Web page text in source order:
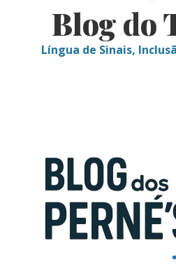
Blog do
Língua de Sinais,